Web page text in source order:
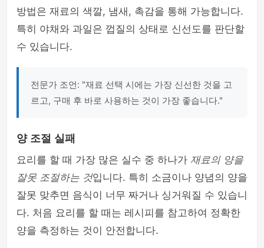
방법은 재료의 색깔, 냄새, 촉감을 통해 가능합니다.
특히 야채와 과일은 껍질의 상태로 신선도를 판단할
수 있습니다.
전문가 조언: "재료 선택 시에는 가장 신선한 것을 고
르고, 구매 후 바로 사용하는 것이 가장 좋습니다."
양 조절 실패
요리를 할 때 가장 많은 실수 중 하나가 재료의 양을
잘못 조절하는 것입니다. 특히 소금이나 양념의 양을
잘못 맞추면 음식이 너무 짜거나 싱거워질 수 있습니
다. 처음 요리를 할 때는 레시피를 참고하여 정확한
양을 측정하는 것이 안전합니다.